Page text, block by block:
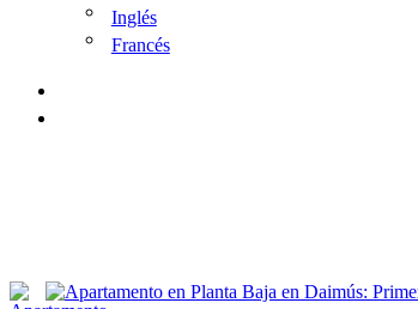
Inglés
Francés